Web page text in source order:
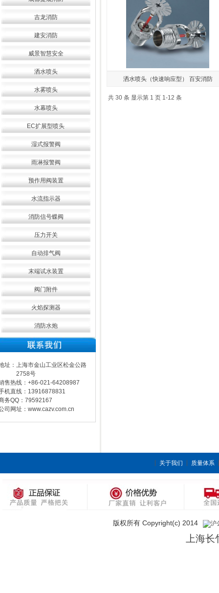
吉龙消防
建安消防
威景智慧安全
洒水喷头
水雾喷头
水幕喷头
EC扩展型喷头
湿式报警阀
雨淋报警阀
预作用阀装置
水流指示器
消防信号蝶阀
压力开关
自动排气阀
末端试水装置
阀门附件
火焰探测器
消防水炮
址：上海市金山工业区松金公路
号
售热线：+86-021-64208987
机直线：13916878831
务QQ：79592167
司网址：www.cazv.com.cn
洒水喷头（快速响应型） 百安消防
共 30 条 显示第 1 页 1-12 条
关于我们 质量体系
版权所有 Copyright(c) 2014 沪
上海